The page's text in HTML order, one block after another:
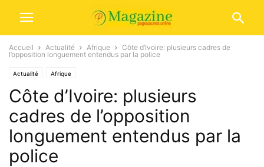
Accueil Actualité Afrique
Côte d’Ivoire: plusieurs cadres de
l’opposition longuement entendus par la police
Actualité Afrique
Côte d’Ivoire: plusieurs
cadres de l’opposition
longuement entendus par la
police